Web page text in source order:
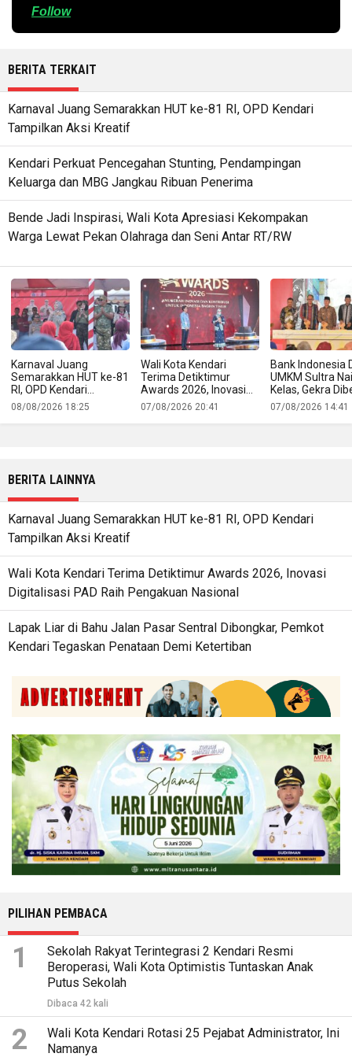
Follow
BERITA TERKAIT
Karnaval Juang Semarakkan HUT ke-81 RI, OPD Kendari
Tampilkan Aksi Kreatif
Kendari Perkuat Pencegahan Stunting, Pendampingan
Keluarga dan MBG Jangkau Ribuan Penerima
Bende Jadi Inspirasi, Wali Kota Apresiasi Kekompakan
Warga Lewat Pekan Olahraga dan Seni Antar RT/RW
Karnaval Juang
Semarakkan HUT ke-81
RI, OPD Kendari
Tampilkan Aksi Kreatif
08/08/2026 18:25
Wali Kota Kendari
Terima Detiktimur
Awards 2026, Inovasi
Digitalisasi PAD Raih
Pengakuan Nasional
07/08/2026 20:41
Bank Indonesia
UMKM Sultra
Kelas, Gekra
untuk Buka
Produk Lokal
07/08/2026 14:41
BERITA LAINNYA
Karnaval Juang Semarakkan HUT ke-81 RI, OPD Kendari
Tampilkan Aksi Kreatif
Wali Kota Kendari Terima Detiktimur Awards 2026, Inovasi
Digitalisasi PAD Raih Pengakuan Nasional
Lapak Liar di Bahu Jalan Pasar Sentral Dibongkar, Pemkot
Kendari Tegaskan Penataan Demi Ketertiban
PILIHAN PEMBACA
1
Sekolah Rakyat Terintegrasi 2 Kendari Resmi
Beroperasi, Wali Kota Optimistis Tuntaskan Anak
Putus Sekolah
Dibaca 42 kali
2
Wali Kota Kendari Rotasi 25 Pejabat Administrator, Ini
Namanya